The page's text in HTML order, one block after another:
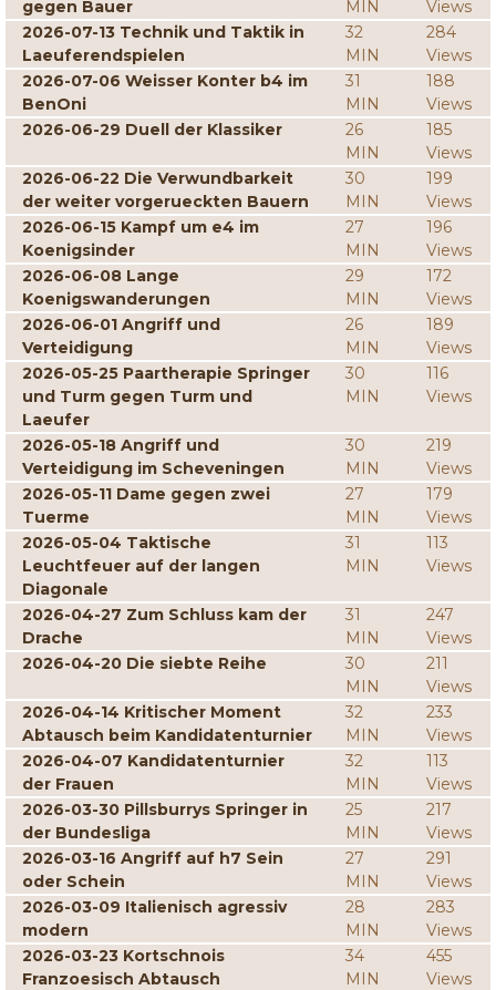
gegen Bauer
MIN
Views
2026-07-13 Technik und Taktik in
Laeuferendspielen
32
MIN
284
Views
2026-07-06 Weisser Konter b4 im
BenOni
31
MIN
188
Views
2026-06-29 Duell der Klassiker
26
MIN
185
Views
2026-06-22 Die Verwundbarkeit
der weiter vorgerueckten Bauern
30
MIN
199
Views
2026-06-15 Kampf um e4 im
Koenigsinder
27
MIN
196
Views
2026-06-08 Lange
Koenigswanderungen
29
MIN
172
Views
2026-06-01 Angriff und
Verteidigung
26
MIN
189
Views
2026-05-25 Paartherapie Springer
und Turm gegen Turm und
Laeufer
30
MIN
116
Views
2026-05-18 Angriff und
Verteidigung im Scheveningen
30
MIN
219
Views
2026-05-11 Dame gegen zwei
Tuerme
27
MIN
179
Views
2026-05-04 Taktische
Leuchtfeuer auf der langen
Diagonale
31
MIN
113
Views
2026-04-27 Zum Schluss kam der
Drache
31
MIN
247
Views
2026-04-20 Die siebte Reihe
30
MIN
211
Views
2026-04-14 Kritischer Moment
Abtausch beim Kandidatenturnier
32
MIN
233
Views
2026-04-07 Kandidatenturnier
der Frauen
32
MIN
113
Views
2026-03-30 Pillsburrys Springer in
der Bundesliga
25
MIN
217
Views
2026-03-16 Angriff auf h7 Sein
oder Schein
27
MIN
291
Views
2026-03-09 Italienisch agressiv
modern
28
MIN
283
Views
2026-03-23 Kortschnois
Franzoesisch Abtausch
34
MIN
455
Views